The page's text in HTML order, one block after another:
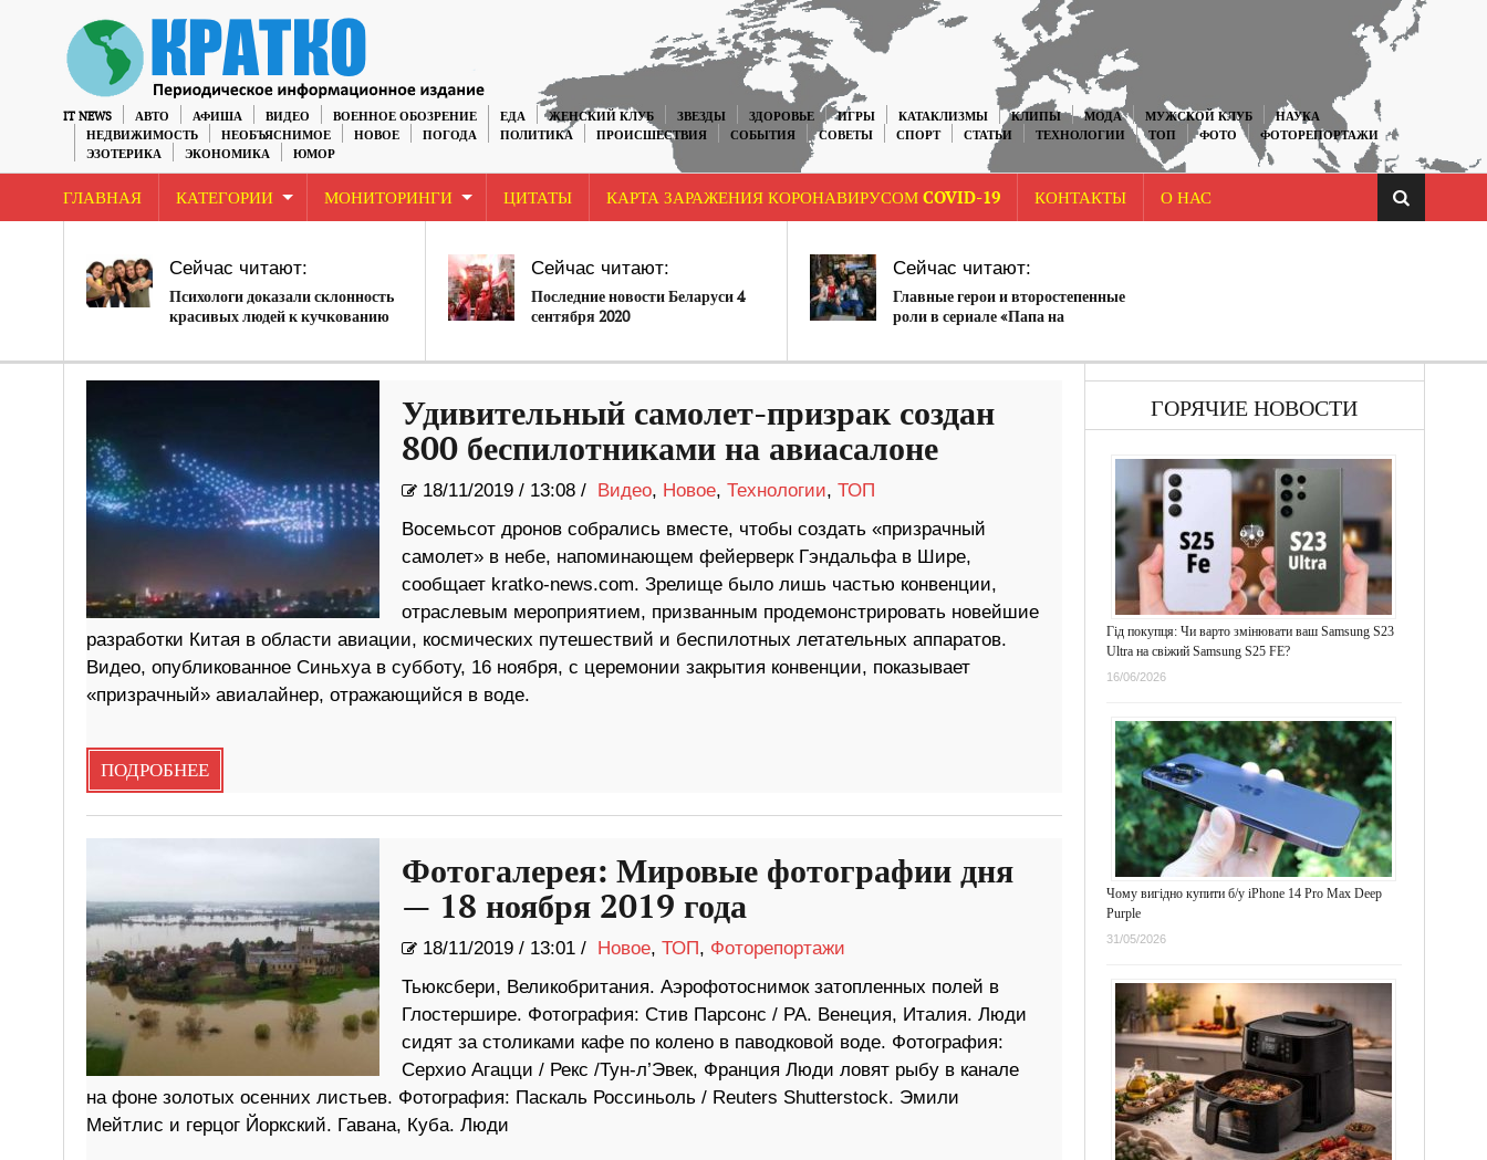
IT NEWS АВТО АФИША ВИДЕО ВОЕННОЕ ОБОЗРЕНИЕ ЕДА ЖЕНСКИЙ КЛУБ ЗВЕЗДЫ ЗДОРОВЬЕ ИГРЫ КАТАКЛИЗМЫ КЛИПЫ МОДА МУЖСКОЙ КЛУБ
НАУКА
НЕДВИЖИМОСТЬ
НЕОБЪЯСНИМОЕ НОВОЕ ПОГОДА ПОЛИТИКА ПРОИСШЕСТВИЯ СОБЫТИЯ СОВЕТЫ СПОРТ СТАТЬИ ТЕХНОЛОГИИ ТОП ФОТО
ФОТОРЕПОРТАЖИ
ЭЗОТЕРИКА
ЭКОНОМИКА ЮМОР
ГЛАВНАЯ КАТЕГОРИИ МОНИТОРИНГИ ЦИТАТЫ КАРТА ЗАРАЖЕНИЯ КОРОНАВИРУСОМ COVID-19 КОНТАКТЫ О НАС
Сейчас читают:
Психологи доказали склонность
красивых людей к кучкованию
Сейчас читают:
Последние новости Беларуси 4
сентября 2020
Сейчас читают:
Главные герои и второстепенные
роли в сериале «Папа на
Удивительный самолет-призрак создан
800 беспилотниками на авиасалоне
18/11/2019/ 13:08 / Видео, Новое, Технологии, ТОП
Восемьсот дронов собрались вместе, чтобы создать «призрачный
самолет» в небе, напоминающем фейерверк Гэндальфа в Шире,
сообщает kratko-news.com. Зрелище было лишь частью конвенции,
отраслевым мероприятием, призванным продемонстрировать новейшие
разработки Китая в области авиации, космических путешествий и беспилотных летательных аппаратов.
Видео, опубликованное Синьхуа в субботу, 16 ноября, с церемонии закрытия конвенции, показывает
«призрачный» авиалайнер, отражающийся в воде.
ПОДРОБНЕЕ
Фотогалерея: Мировые фотографии дня
— 18 ноября 2019 года
18/11/2019/ 13:01 / Новое, ТОП, Фоторепортажи
Тьюксбери, Великобритания. Аэрофотоснимок затопленных полей в
Глостершире. Фотография: Стив Парсонс / PA. Венеция, Италия. Люди
сидят за столиками кафе по колено в паводковой воде. Фотография:
Серхио Агацци / Рекс /Тун-л’Эвек, Франция Люди ловят рыбу в канале
на фоне золотых осенних листьев. Фотография: Паскаль Россиньоль / Reuters Shutterstock. Эмили
Мейтлис и герцог Йоркский. Гавана, Куба. Люди
ГОРЯЧИЕ НОВОСТИ
Гід покупця: Чи варто змінювати ваш Samsung S23
Ultra на свіжий Samsung S25 FE?
16/06/2026
Чому вигідно купити б/у iPhone 14 Pro Max Deep
Purple
31/05/2026